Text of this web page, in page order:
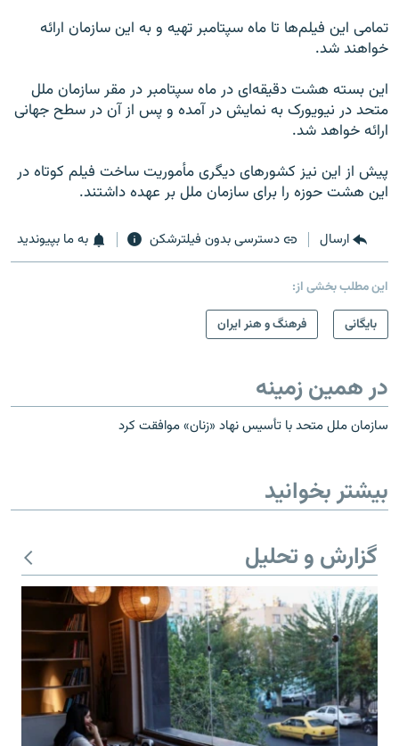
تمامی این فیلم‌ها تا ماه سپتامبر تهیه و به این سازمان ارائه
خواهند شد.
این بسته هشت دقیقه‌ای در ماه سپتامبر در مقر سازمان ملل
متحد در نیویورک به نمایش در آمده و پس از آن در سطح جهانی
ارائه خواهد شد.
پیش از این نیز کشورهای دیگری مأموریت ساخت فیلم کوتاه در
این هشت حوزه را برای سازمان ملل بر عهده داشتند.
ارسال دسترسی بدون فیلترشکن به ما بپیوندید
این مطلب بخشی از:
بایگانی
فرهنگ و هنر ایران
در همین زمینه
سازمان ملل متحد با تأسیس نهاد «زنان» موافقت کرد
بیشتر بخوانید
گزارش و تحلیل